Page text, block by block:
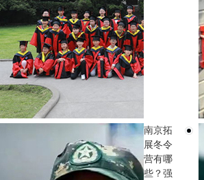
南京拓
展冬令
营有哪
些？强